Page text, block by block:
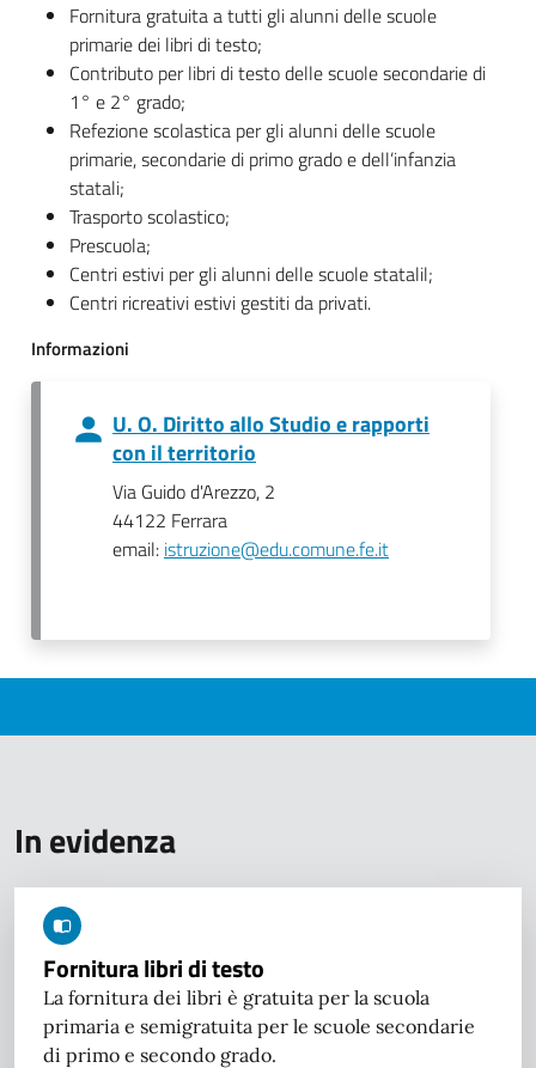
Fornitura gratuita a tutti gli alunni delle scuole
primarie dei libri di testo;
Contributo per libri di testo delle scuole secondarie di
1° e 2° grado;
Refezione scolastica per gli alunni delle scuole
primarie, secondarie di primo grado e dell’infanzia
statali;
Trasporto scolastico;
Prescuola;
Centri estivi per gli alunni delle scuole statalil;
Centri ricreativi estivi gestiti da privati.
Informazioni
U. O. Diritto allo Studio e rapporti
con il territorio
Via Guido d'Arezzo, 2
44122 Ferrara
email: istruzione@edu.comune.fe.it
In evidenza
Fornitura libri di testo
La fornitura dei libri è gratuita per la scuola
primaria e semigratuita per le scuole secondarie
di primo e secondo grado.